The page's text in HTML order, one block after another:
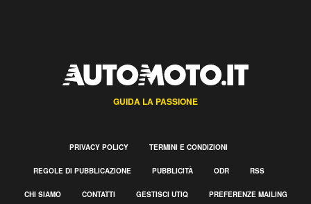
GUIDA LA PASSIONE
PRIVACY POLICY TERMINI E CONDIZIONI
REGOLE DI PUBBLICAZIONE PUBBLICITÀ ODR RSS
CHI SIAMO CONTATTI GESTISCI UTIQ PREFERENZE MAILING